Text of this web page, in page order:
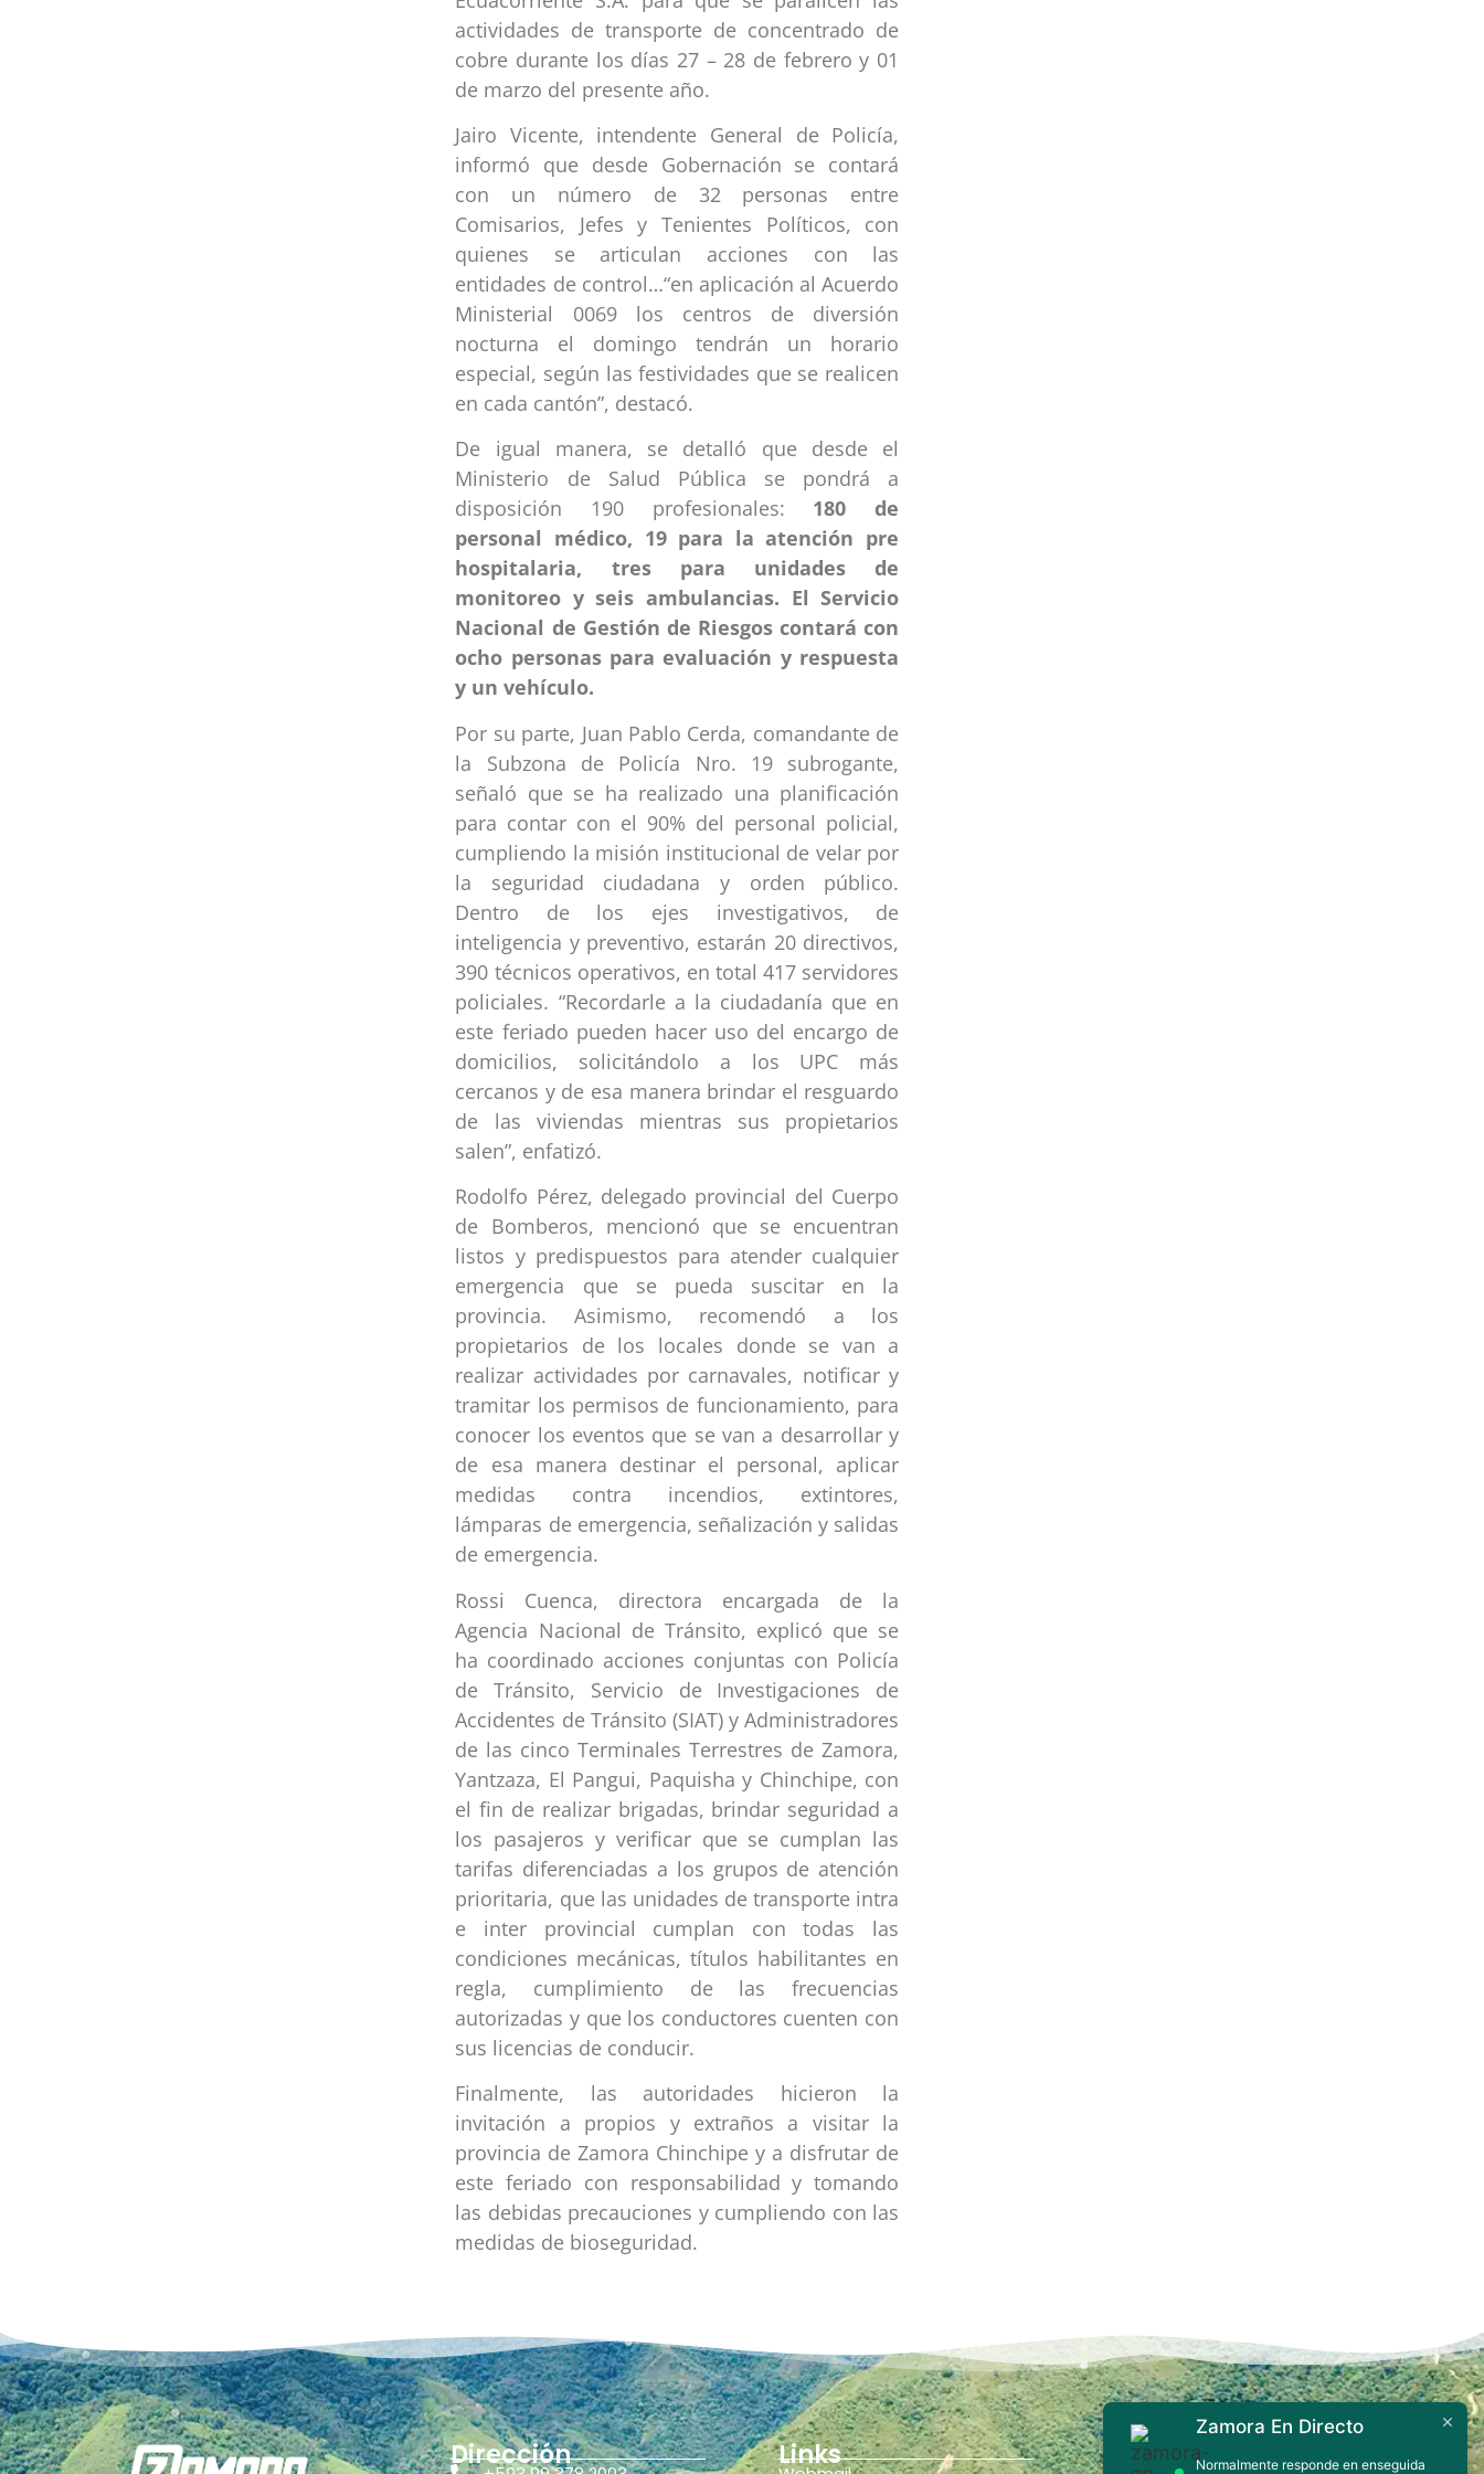
actividades de transporte de concentrado de
cobre durante los días 27 – 28 de febrero y 01
de marzo del presente año.
Jairo Vicente, intendente General de Policía,
informó que desde Gobernación se contará
con un número de 32 personas entre
Comisarios, Jefes y Tenientes Políticos, con
quienes se articulan acciones con las
entidades de control…“en aplicación al Acuerdo
Ministerial 0069 los centros de diversión
nocturna el domingo tendrán un horario
especial, según las festividades que se realicen
en cada cantón”, destacó.
De igual manera, se detalló que desde el
Ministerio de Salud Pública se pondrá a
disposición 190 profesionales: 180 de
personal médico, 19 para la atención pre
hospitalaria, tres para unidades de
monitoreo y seis ambulancias. El Servicio
Nacional de Gestión de Riesgos contará con
ocho personas para evaluación y respuesta
y un vehículo.
Por su parte, Juan Pablo Cerda, comandante de
la Subzona de Policía Nro. 19 subrogante,
señaló que se ha realizado una planificación
para contar con el 90% del personal policial,
cumpliendo la misión institucional de velar por
la seguridad ciudadana y orden público.
Dentro de los ejes investigativos, de
inteligencia y preventivo, estarán 20 directivos,
390 técnicos operativos, en total 417 servidores
policiales. “Recordarle a la ciudadanía que en
este feriado pueden hacer uso del encargo de
domicilios, solicitándolo a los UPC más
cercanos y de esa manera brindar el resguardo
de las viviendas mientras sus propietarios
salen”, enfatizó.
Rodolfo Pérez, delegado provincial del Cuerpo
de Bomberos, mencionó que se encuentran
listos y predispuestos para atender cualquier
emergencia que se pueda suscitar en la
provincia. Asimismo, recomendó a los
propietarios de los locales donde se van a
realizar actividades por carnavales, notificar y
tramitar los permisos de funcionamiento, para
conocer los eventos que se van a desarrollar y
de esa manera destinar el personal, aplicar
medidas contra incendios, extintores,
lámparas de emergencia, señalización y salidas
de emergencia.
Rossi Cuenca, directora encargada de la
Agencia Nacional de Tránsito, explicó que se
ha coordinado acciones conjuntas con Policía
de Tránsito, Servicio de Investigaciones de
Accidentes de Tránsito (SIAT) y Administradores
de las cinco Terminales Terrestres de Zamora,
Yantzaza, El Pangui, Paquisha y Chinchipe, con
el fin de realizar brigadas, brindar seguridad a
los pasajeros y verificar que se cumplan las
tarifas diferenciadas a los grupos de atención
prioritaria, que las unidades de transporte intra
e inter provincial cumplan con todas las
condiciones mecánicas, títulos habilitantes en
regla, cumplimiento de las frecuencias
autorizadas y que los conductores cuenten con
sus licencias de conducir.
Finalmente, las autoridades hicieron la
invitación a propios y extraños a visitar la
provincia de Zamora Chinchipe y a disfrutar de
este feriado con responsabilidad y tomando
las debidas precauciones y cumpliendo con las
medidas de bioseguridad.
Dirección Links Contáctanos
Zamora En Directo
Normalmente responde en enseguida